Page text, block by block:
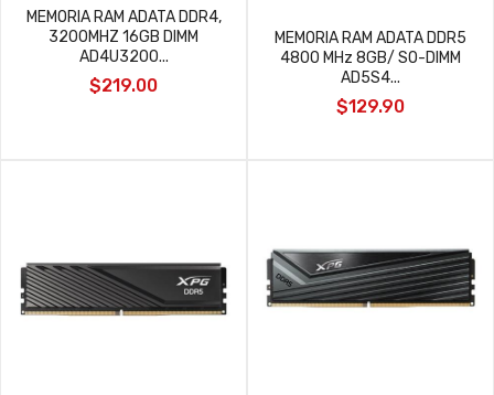
MEMORIA RAM ADATA DDR4,
3200MHZ 16GB DIMM
AD4U3200...
$219.00
MEMORIA RAM ADATA DDR5
4800 MHz 8GB/ SO-DIMM
AD5S4...
$129.90